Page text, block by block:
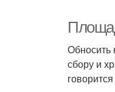
Обносить
сбору и